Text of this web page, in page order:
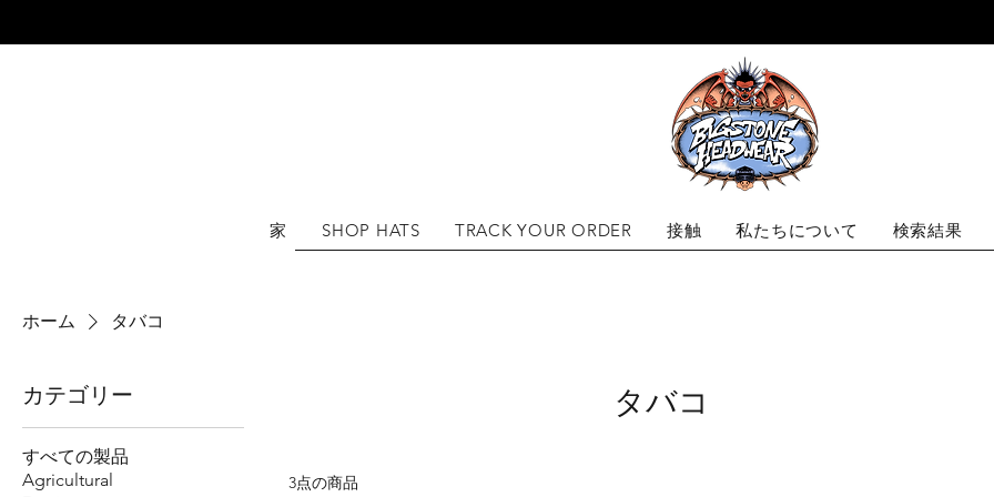
家 SHOP HATS TRACK YOUR ORDER 接触 私たちについて 検索結果
ホーム タバコ
カテゴリー
すべての製品
Agricultural
タバコ
3点の商品